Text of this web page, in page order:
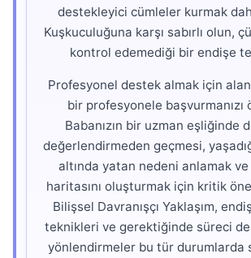
destekleyici cümleler kurmak
Kuşkuculuğuna karşı sabırlı olun,
kontrol edemediği bir endişe
Profesyonel destek almak için
bir profesyonele başvurmanızı
Babanızın bir uzman eşliğinde
değerlendirmeden geçmesi,
altında yatan nedeni anlamak
haritasını oluşturmak için kritik
Bilişsel Davranışçı Yaklaşım,
teknikleri ve gerektiğinde süreci
yönlendirmeler bu tür durumlarda